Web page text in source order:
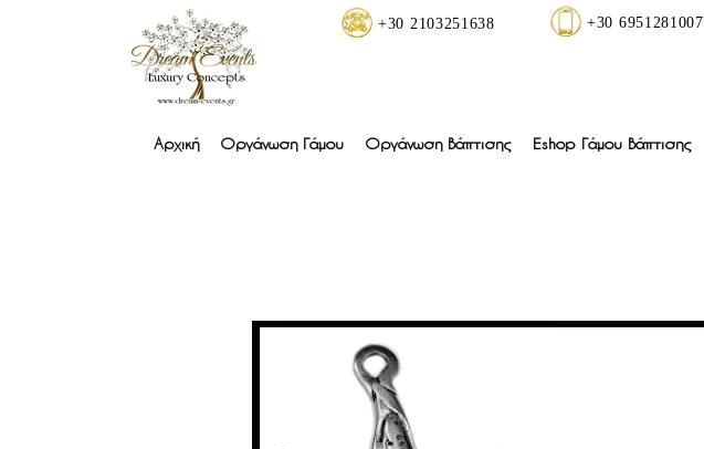
+30 2103251638 +30 6951281007
Αρχική Οργάνωση Γάμου Οργάνωση Βάπτισης Eshop Γάμου Βάπτισης